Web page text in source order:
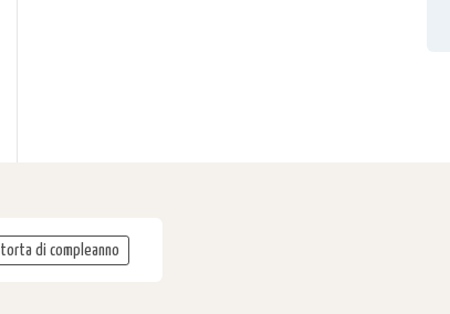
torta di compleanno